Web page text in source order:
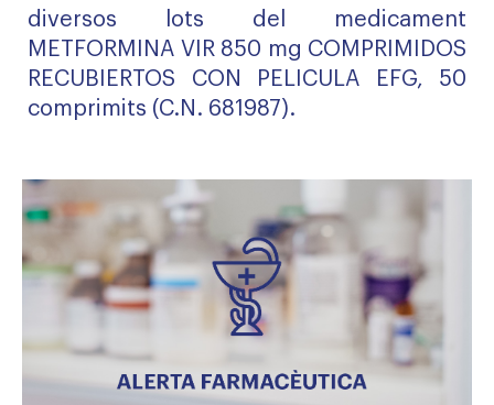
diversos lots del medicament
METFORMINA VIR 850 mg COMPRIMIDOS
RECUBIERTOS CON PELICULA EFG, 50
comprimits (C.N. 681987).